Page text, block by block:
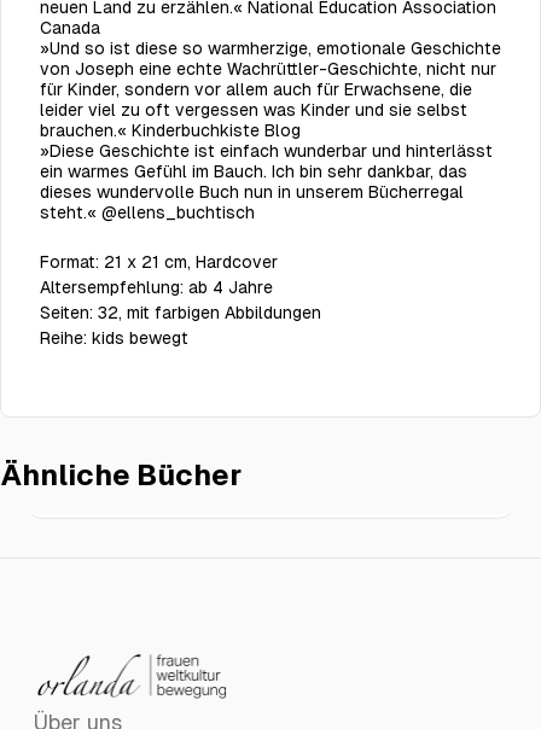
neuen Land zu erzählen.« National Education Association
Canada
»Und so ist diese so warmherzige, emotionale Geschichte
von Joseph eine echte Wachrüttler-Geschichte, nicht nur
für Kinder, sondern vor allem auch für Erwachsene, die
leider viel zu oft vergessen was Kinder und sie selbst
brauchen.« Kinderbuchkiste Blog
»Diese Geschichte ist einfach wunderbar und hinterlässt
ein warmes Gefühl im Bauch. Ich bin sehr dankbar, das
dieses wundervolle Buch nun in unserem Bücherregal
steht.« @ellens_buchtisch
Format: 21 x 21 cm, Hardcover
Altersempfehlung: ab 4 Jahre
Seiten: 32, mit farbigen Abbildungen
Reihe: kids bewegt
Ähnliche Bücher
Über uns